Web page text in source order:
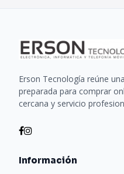
Erson Tecnología reúne
preparada para comprar
cercana y servicio
Información